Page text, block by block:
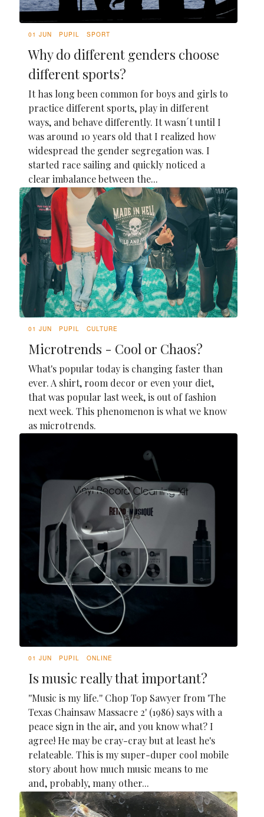
01 JUN PUPIL SPORT
Why do different genders choose
different sports?
It has long been common for boys and girls to
practice different sports, play in different
ways, and behave differently. It wasn´t until I
was around 10 years old that I realized how
widespread the gender segregation was. I
started race sailing and quickly noticed a
clear imbalance between the...
01 JUN PUPIL CULTURE
Microtrends - Cool or Chaos?
What's popular today is changing faster than
ever. A shirt, room decor or even your diet,
that was popular last week, is out of fashion
next week. This phenomenon is what we know
as microtrends.
01 JUN PUPIL ONLINE
Is music really that important?
''Music is my life.'' Chop Top Sawyer from 'The
Texas Chainsaw Massacre 2' (1986) says with a
peace sign in the air, and you know what? I
agree! He may be cray-cray but at least he's
relateable. This is my super-duper cool mobile
story about how much music means to me
and, probably, many other...